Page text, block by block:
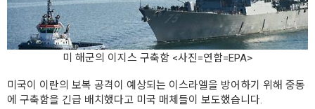
미 해군의 이지스 구축함 <사진=연합=EPA>
미국이 이란의 보복 공격이 예상되는 이스라엘을 방어하기 위해 중동
에 구축함을 긴급 배치했다고 미국 매체들이 보도했습니다.